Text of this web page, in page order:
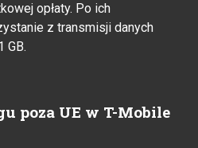
opłaty. Po ich
z transmisji danych
GB.
poza UE w T-Mobile